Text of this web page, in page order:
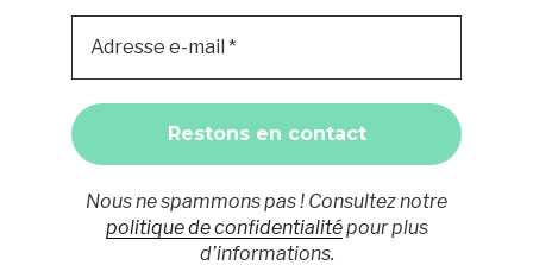
Nous ne spammons pas ! Consultez notre
politique de confidentialitépour plus
d’informations.